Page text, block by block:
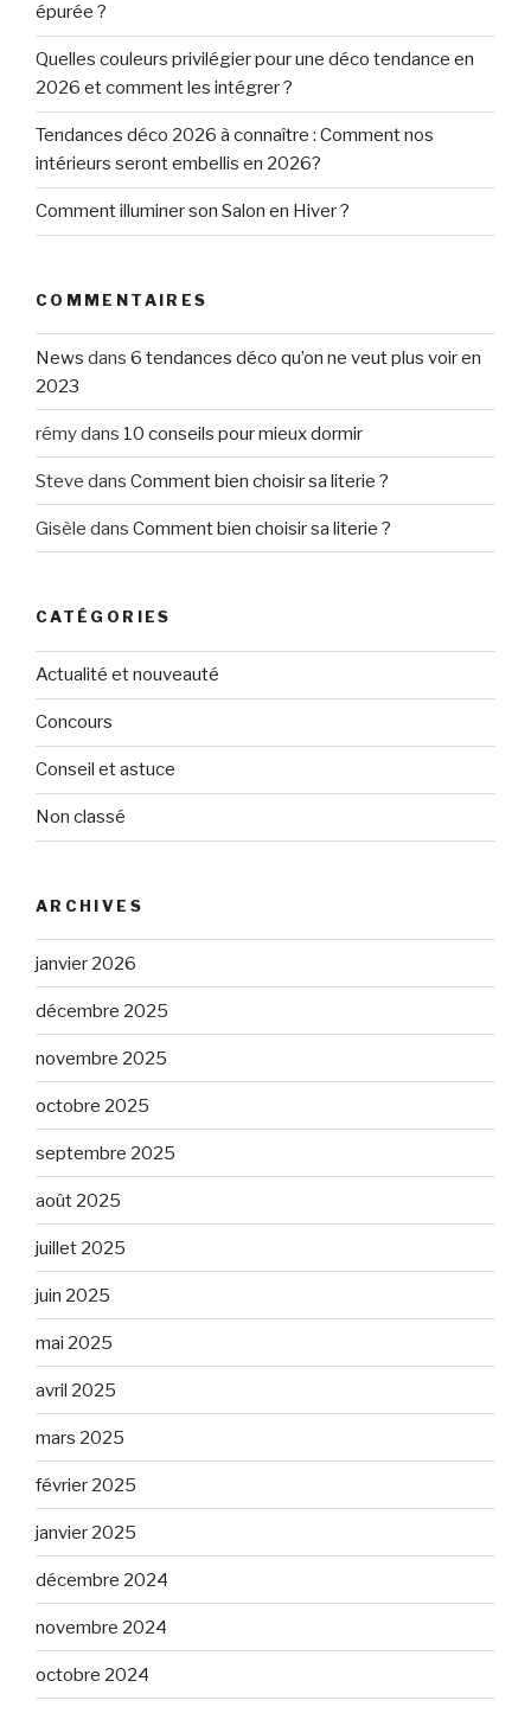
épurée ?
Quelles couleurs privilégier pour une déco tendance en
2026 et comment les intégrer ?
Tendances déco 2026 à connaître : Comment nos
intérieurs seront embellis en 2026?
Comment illuminer son Salon en Hiver ?
COMMENTAIRES
News dans 6 tendances déco qu’on ne veut plus voir en
2023
rémydans 10 conseils pour mieux dormir
Steve dans Comment bien choisir sa literie ?
Gisèle dans Comment bien choisir sa literie ?
CATÉGORIES
Actualité et nouveauté
Concours
Conseil et astuce
Non classé
ARCHIVES
janvier 2026
décembre 2025
novembre 2025
octobre 2025
septembre 2025
août 2025
juillet 2025
juin 2025
mai 2025
avril 2025
mars 2025
février 2025
janvier 2025
décembre 2024
novembre 2024
octobre 2024